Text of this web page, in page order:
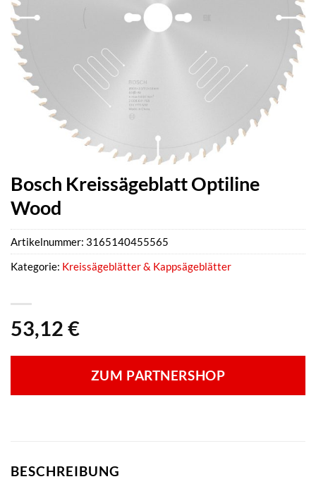
Bosch Kreissägeblatt Optiline
Wood
53,12 €
ZUM PARTNERSHOP
Artikelnummer: 3165140455565
Kategorie: Kreissägeblätter & Kappsägeblätter
BESCHREIBUNG